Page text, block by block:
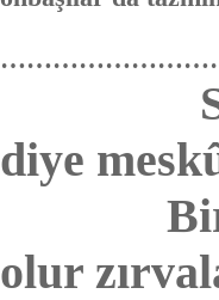
diye
Bir
olur